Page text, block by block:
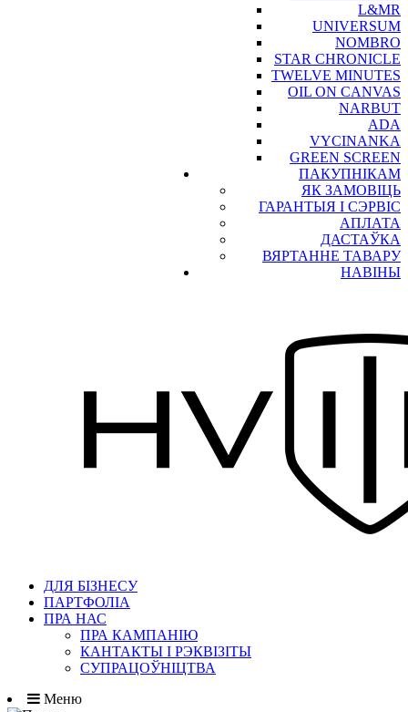
L&MR
UNIVERSUM
NOMBRO
STAR CHRONICLE
TWELVE MINUTES
OIL ON CANVAS
NARBUT
ADA
VYCINANKA
GREEN SCREEN
ПАКУПНІКАМ
ЯК ЗАМОВІЦЬ
ГАРАНТЫЯ І СЭРВІС
АПЛАТА
ДАСТАЎКА
ВЯРТАННЕ ТАВАРУ
НАВІНЫ
ДЛЯ БІЗНЕСУ
ПАРТФОЛІА
ПРА НАС
ПРА КАМПАНІЮ
КАНТАКТЫ І РЭКВІЗІТЫ
СУПРАЦОЎНІЦТВА
Меню